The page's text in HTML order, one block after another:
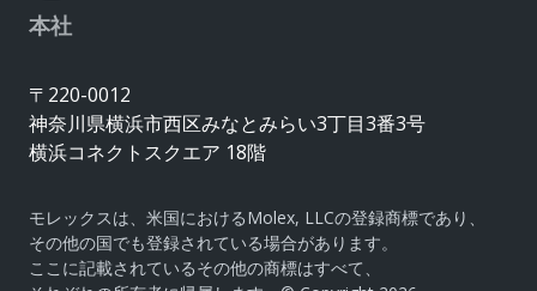
本社
〒220-0012
神奈川県横浜市西区みなとみらい3丁目3番3号
横浜コネクトスクエア 18階
モレックスは、米国におけるMolex, LLCの登録商標であり、
その他の国でも登録されている場合があります。
ここに記載されているその他の商標はすべて、